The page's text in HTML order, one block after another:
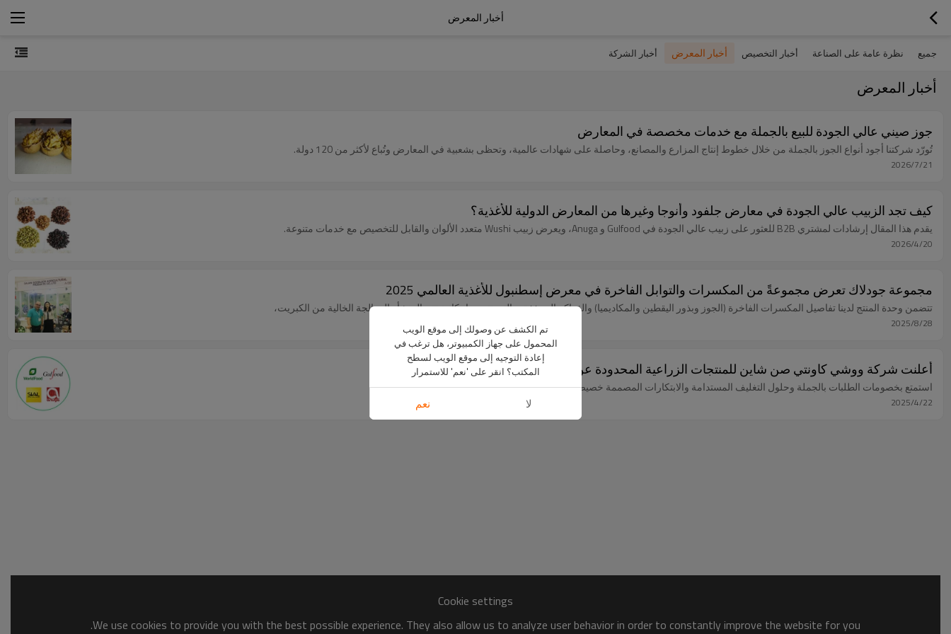
أخبار المعرض
جميع نظرة عامة على الصناعة أخبار التخصيص أخبار المعرض أخبار الشركة
أخبار المعرض
جوز صيني عالي الجودة للبيع بالجملة مع خدمات مخصصة في المعارض
تُورّد شركتنا أجود أنواع الجوز بالجملة من خلال خطوط إنتاج المزارع والمصانع، وحاصلة على شهادات عالمية، وتحظى بشعبية في المعارض وتُباع لأكثر من 120 دولة.
2026/7/21
كيف تجد الزبيب عالي الجودة في معارض جلفود وأنوجا وغيرها من المعارض الدولية للأغذية؟
يقدم هذا المقال إرشادات لمشتري B2B للعثور على زبيب عالي الجودة في Gulfood و Anuga، ويعرض زبيب Wushi متعدد الألوان والقابل للتخصيص مع خدمات متنوعة.
2026/4/20
مجموعة جودلاك تعرض مجموعةً من المكسرات والتوابل الفاخرة في معرض إسطنبول للأغذية العالمي 2025
تتضمن وحدة المنتج لدينا تفاصيل المكسرات الفاخرة (الجوز وبذور اليقطين والمكاديميا) والفواكه المجففة، والتي تتميز بإمكانية تتبع المنشأ والمعالجة الخالية من الكبريت،
2025/8/28
أعلنت شركة ووشي كاونتي صن شاين للمنتجات الزراعية المحدودة عن مشاركتها في المعارض الغذائية العالمية
استمتع بخصومات الطلبات بالجملة وحلول التغليف المستدامة والابتكارات المصممة خصيصًا للمكسرات للأسواق العالمية.
2025/4/22
Cookie settings
We use cookies to provide you with the best possible experience. They also allow us to analyze user behavior in order to constantly improve the website for you.
تم الكشف عن وصولك إلى موقع الويب
المحمول على جهاز الكمبيوتر، هل ترغب في
إعادة التوجيه إلى موقع الويب لسطح
المكتب؟ انقر على 'نعم' للاستمرار
لا نعم